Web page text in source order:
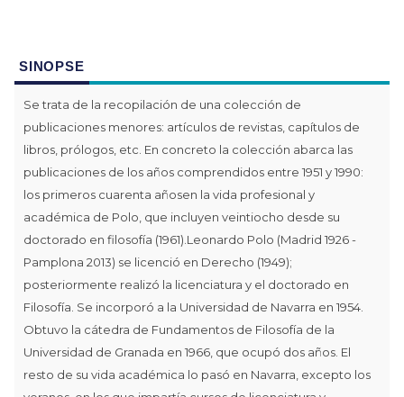
SINOPSE
Se trata de la recopilación de una colección de
publicaciones menores: artículos de revistas, capítulos de
libros, prólogos, etc. En concreto la colección abarca las
publicaciones de los años comprendidos entre 1951 y 1990:
los primeros cuarenta añosen la vida profesional y
académica de Polo, que incluyen veintiocho desde su
doctorado en filosofía (1961).Leonardo Polo (Madrid 1926 -
Pamplona 2013) se licenció en Derecho (1949);
posteriormente realizó la licenciatura y el doctorado en
Filosofía. Se incorporó a la Universidad de Navarra en 1954.
Obtuvo la cátedra de Fundamentos de Filosofía de la
Universidad de Granada en 1966, que ocupó dos años. El
resto de su vida académica lo pasó en Navarra, excepto los